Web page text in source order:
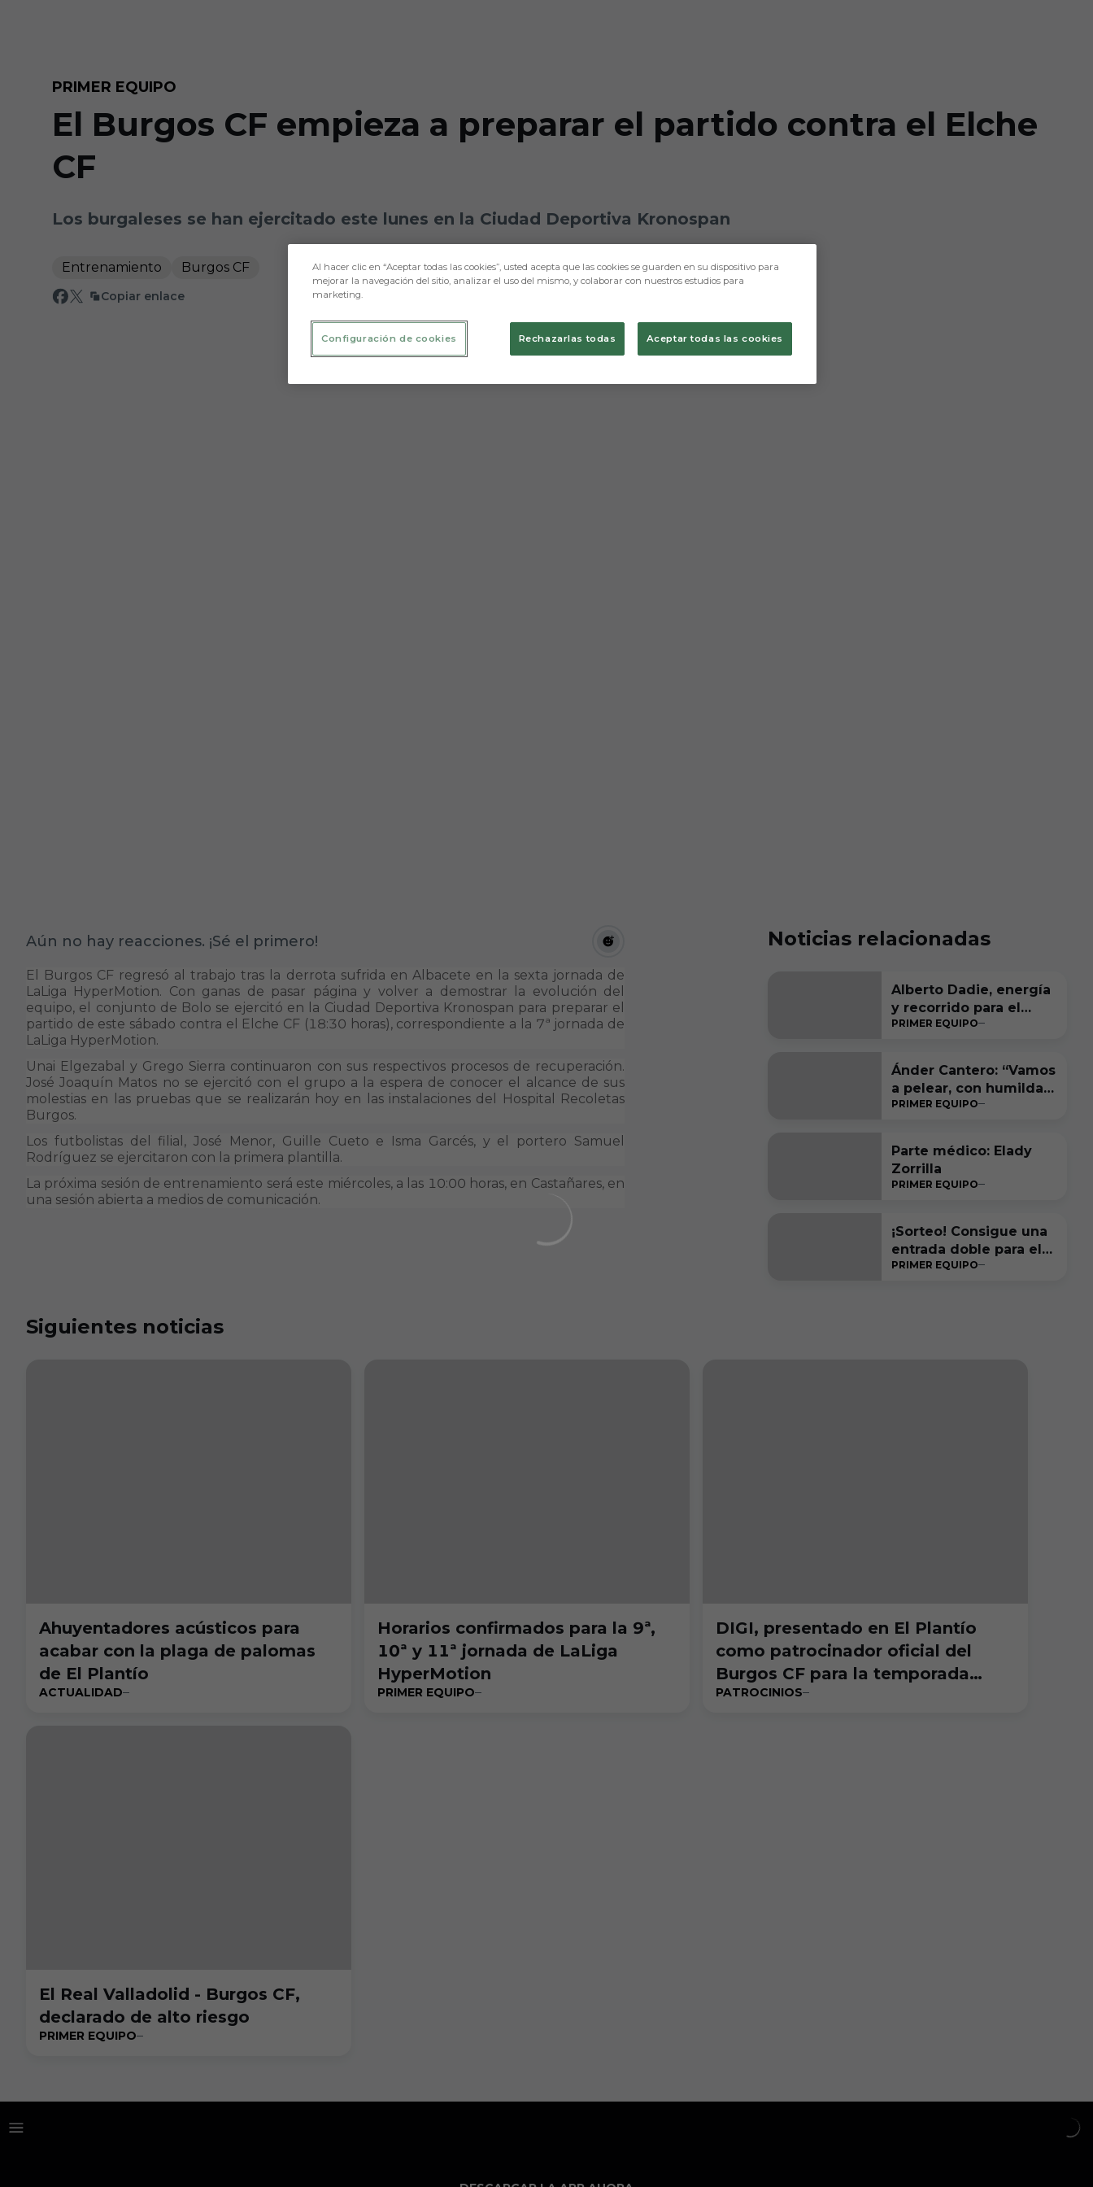
PRIMER EQUIPO
El Burgos CF empieza a preparar el partido contra el Elche
CF
Los burgaleses se han ejercitado este lunes en la Ciudad Deportiva Kronospan
Entrenamiento Burgos CF
Copiar enlace
Aún no hay reacciones. ¡Sé el primero!
El Burgos CF regresó al trabajo tras la derrota sufrida en Albacete en la sexta jornada de
LaLiga HyperMotion. Con ganas de pasar página y volver a demostrar la evolución del
equipo, el conjunto de Bolo se ejercitó en la Ciudad Deportiva Kronospan para preparar el
partido de este sábado contra el Elche CF (18:30 horas), correspondiente a la 7ª jornada de
LaLiga HyperMotion.
Unai Elgezabal y Grego Sierra continuaron con sus respectivos procesos de recuperación.
José Joaquín Matos no se ejercitó con el grupo a la espera de conocer el alcance de sus
molestias en las pruebas que se realizarán hoy en las instalaciones del Hospital Recoletas
Burgos.
Los futbolistas del filial, José Menor, Guille Cueto e Isma Garcés, y el portero Samuel
Rodríguez se ejercitaron con la primera plantilla.
La próxima sesión de entrenamiento será este miércoles, a las 10:00 horas, en Castañares, en
una sesión abierta a medios de comunicación.
Noticias relacionadas
Alberto Dadie, energía
y recorrido para el
carril derecho
PRIMER EQUIPO
Ánder Cantero: “Vamos
a pelear, con humildad
y ambición, por estar
a final de temporada”
PRIMER EQUIPO
Parte médico: Elady
Zorrilla
PRIMER EQUIPO
¡Sorteo! Consigue una
entrada doble para el
#RacingFerrolBurgosC
PRIMER EQUIPO
Siguientes noticias
Ahuyentadores acústicos para
acabar con la plaga de palomas
de El Plantío
ACTUALIDAD
Horarios confirmados para la 9ª,
10ª y 11ª jornada de LaLiga
HyperMotion
PRIMER EQUIPO
DIGI, presentado en El Plantío
como patrocinador oficial del
Burgos CF para la temporada
2023-24
PATROCINIOS
El Real Valladolid - Burgos CF,
declarado de alto riesgo
PRIMER EQUIPO
Al hacer clic en “Aceptar todas las cookies”, usted acepta que las cookies se guarden en su dispositivo para
mejorar la navegación del sitio, analizar el uso del mismo, y colaborar con nuestros estudios para
marketing.
Rechazarlas todas Aceptar todas las cookies
Configuración de cookies